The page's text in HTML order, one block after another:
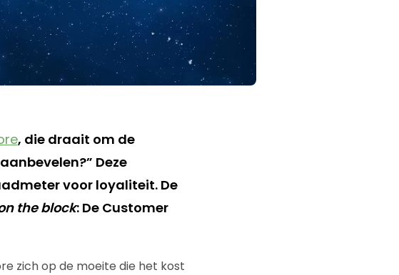
, die draait om de
Deze
voor loyaliteit. De
the block: De Customer
zich op de moeite die het kost